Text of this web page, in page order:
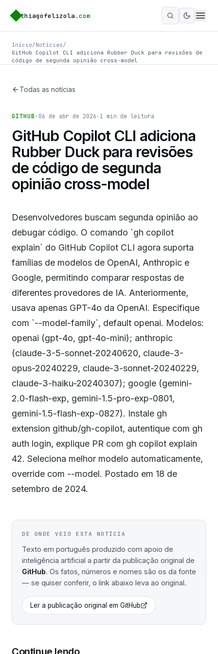
thiagofelizola .com
Ativar
Início/Notícias/
GitHub Copilot CLI adiciona Rubber Duck para revisões de
código de segunda opinião cross-model
Todas as notícias
GITHUB · 06 de abr de 2026 · 1 min de leitura
GitHub Copilot CLI adiciona
Rubber Duck para revisões
de código de segunda
opinião cross-model
Desenvolvedores buscam segunda opinião ao
debugar código. O comando `gh copilot
explain` do GitHub Copilot CLI agora suporta
famílias de modelos de OpenAI, Anthropic e
Google, permitindo comparar respostas de
diferentes provedores de IA. Anteriormente,
usava apenas GPT-4o da OpenAI. Especifique
com `--model-family`, default openai. Modelos:
openai (gpt-4o, gpt-4o-mini); anthropic
(claude-3-5-sonnet-20240620, claude-3-
opus-20240229, claude-3-sonnet-20240229,
claude-3-haiku-20240307); google (gemini-
2.0-flash-exp, gemini-1.5-pro-exp-0801,
gemini-1.5-flash-exp-0827). Instale gh
extension github/gh-copilot, autentique com gh
auth login, explique PR com gh copilot explain
42. Seleciona melhor modelo automaticamente,
override com --model. Postado em 18 de
setembro de 2024.
DE ONDE VEIO ESTA NOTÍCIA
Texto em português produzido com apoio de
inteligência artificial a partir da publicação original de
GitHub. Os fatos, números e nomes são os da fonte
— se quiser conferir, o link abaixo leva ao original.
Ler a publicação original em GitHub
Continue lendo